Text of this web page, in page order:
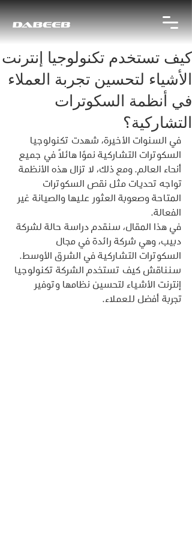
كيف تستخدم تكنولوجيا إنترنت
الأشياء لتحسين تجربة العملاء
في أنظمة السكوترات
التشاركية؟
في السنوات الأخيرة، شهدت تكنولوجيا
السكوترات التشاركية نموًا هائلًا في جميع
أنحاء العالم. ومع ذلك، لا تزال هذه الأنظمة
تواجه تحديات مثل نقص السكوترات
المتاحة وصعوبة العثور عليها والصيانة غير
الفعالة.
في هذا المقال، سنقدم دراسة حالة لشركة
دبيب، وهي شركة رائدة في مجال
السكوترات التشاركية في الشرق الأوسط.
سنناقش كيف تستخدم الشركة تكنولوجيا
إنترنت الأشياء لتحسين نظامها وتوفير
تجربة أفضل للعملاء.